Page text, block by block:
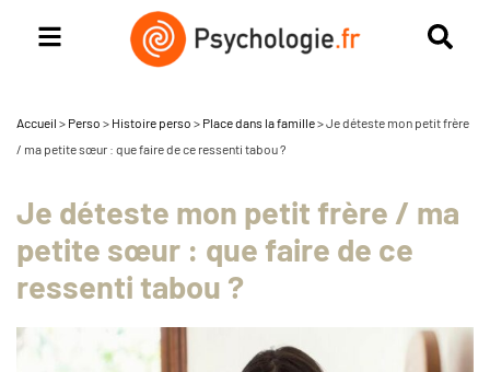
Accueil > Perso > Histoire perso > Place dans la famille>Je déteste mon petit frère
/ ma petite sœur : que faire de ce ressenti tabou ?
Je déteste mon petit frère / ma
petite sœur : que faire de ce
ressenti tabou ?